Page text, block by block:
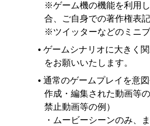
※ゲーム機の機能を利用
合、ご自身での著作権表
※ツイッターなどのミニ
ゲームシナリオに大きく
をお願いいたします。
通常のゲームプレイを意
作成・編集された動画等
禁止動画等の例）
・ムービーシーンのみ、